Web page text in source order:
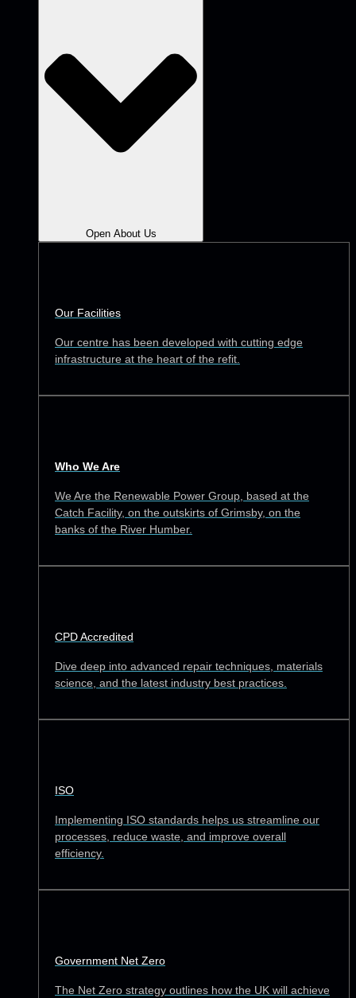
Open About Us
Our Facilities
Our centre has been developed with cutting edge
infrastructure at the heart of the refit.
Who We Are
We Are the Renewable Power Group, based at the
Catch Facility, on the outskirts of Grimsby, on the
banks of the River Humber.
CPD Accredited
Dive deep into advanced repair techniques, materials
science, and the latest industry best practices.
ISO
Implementing ISO standards helps us streamline our
processes, reduce waste, and improve overall
efficiency.
Government Net Zero
The Net Zero strategy outlines how the UK will achieve